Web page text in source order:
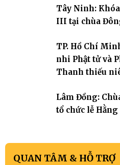
cho hơn 60 tu sinh.Tây Ninh:
III tại chùa
TP. Hồ Chí
nhi Phật tử và
Thanh thiếu
Lâm Đồng:
tổ chức lễ
QUAN TÂM & HỖ TRỢ